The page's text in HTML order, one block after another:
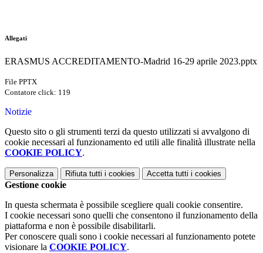
Allegati
ERASMUS ACCREDITAMENTO-Madrid 16-29 aprile 2023.pptx
File PPTX
Contatore click: 119
Notizie
Questo sito o gli strumenti terzi da questo utilizzati si avvalgono di
cookie necessari al funzionamento ed utili alle finalità illustrate nella
COOKIE POLICY.
Personalizza Rifiuta tutti i cookies Accetta tutti i cookies
Gestione cookie
In questa schermata è possibile scegliere quali cookie consentire.
I cookie necessari sono quelli che consentono il funzionamento della
piattaforma e non è possibile disabilitarli.
Per conoscere quali sono i cookie necessari al funzionamento potete
visionare la COOKIE POLICY.